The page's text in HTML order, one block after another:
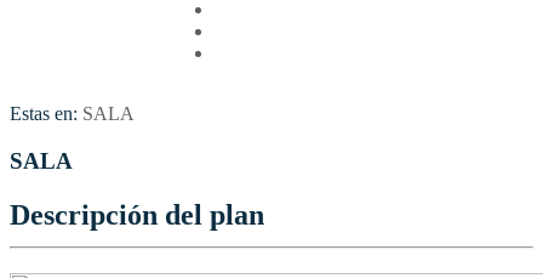
Estas en: SALA
SALA
Descripción del plan